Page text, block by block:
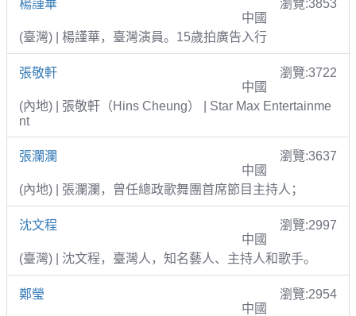
楊謹華
瀏覽:3853
中國
(臺灣) | 楊謹華，臺灣演員。15歲拍廣告入行
張敬軒
瀏覽:3722
中國
(內地) | 張敬軒（Hins Cheung） | Star Max Entertainme
nt
張瀾瀾
瀏覽:3637
中國
(內地) | 張瀾瀾，曾任總政歌舞團首席節目主持人；
沈文程
瀏覽:2997
中國
(臺灣) | 沈文程，臺灣人，知名藝人、主持人和歌手。
鄭瑩
瀏覽:2954
中國